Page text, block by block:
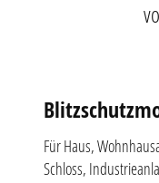
Für Haus,
Schloss,